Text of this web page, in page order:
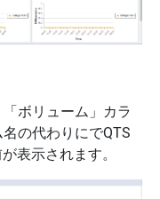
「ボリューム」カラ
の代わりにでQTS
表示されます。